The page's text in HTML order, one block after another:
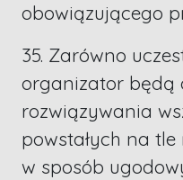
obowiązującego
35. Zarówno
organizator będą
rozwiązywania
powstałych na
w sposób